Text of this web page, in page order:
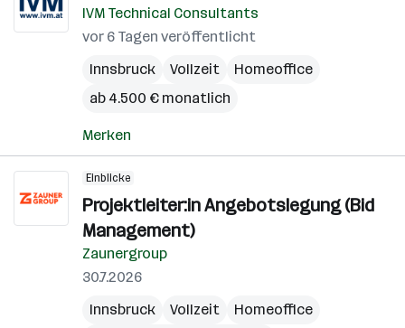
IVM Technical Consultants
vor 6 Tagen veröffentlicht
Innsbruck
Vollzeit
Homeoffice
ab 4.500 € monatlich
Merken
Einblicke
Projektleiter:in Angebotslegung (Bid
Management)
Zaunergroup
30.7.2026
Innsbruck
Vollzeit
Homeoffice